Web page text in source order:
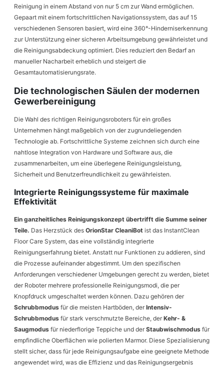
Reinigung in einem Abstand von nur 5 cm zur Wand ermöglichen.
Gepaart mit einem fortschrittlichen Navigationssystem, das auf 15
verschiedenen Sensoren basiert, wird eine 360°-Hinderniserkennung
zur Unterstützung einer sicheren Arbeitsumgebung gewährleistet und
die Reinigungsabdeckung optimiert. Dies reduziert den Bedarf an
manueller Nacharbeit erheblich und steigert die
Gesamtautomatisierungsrate.
Die technologischen Säulen der modernen
Gewerbereinigung
Die Wahl des richtigen Reinigungsroboters für ein großes
Unternehmen hängt maßgeblich von der zugrundeliegenden
Technologie ab. Fortschrittliche Systeme zeichnen sich durch eine
nahtlose Integration von Hardware und Software aus, die
zusammenarbeiten, um eine überlegene Reinigungsleistung,
Sicherheit und Benutzerfreundlichkeit zu gewährleisten.
Integrierte Reinigungssysteme für maximale
Effektivität
Ein ganzheitliches Reinigungskonzept übertrifft die Summe seiner
Teile. Das Herzstück desOrionStar CleaniBot ist das InstantClean
Floor Care System, das eine vollständig integrierte
Reinigungserfahrung bietet. Anstatt nur Funktionen zu addieren, sind
die Prozesse aufeinander abgestimmt. Um den spezifischen
Anforderungen verschiedener Umgebungen gerecht zu werden, bietet
der Roboter mehrere professionelle Reinigungsmodi, die per
Knopfdruck umgeschaltet werden können. Dazu gehören der
Schrubbmodus für die meisten Hartböden, derIntensiv-
Schrubbmodus für stark verschmutzte Bereiche, derKehr- &
Saugmodus für niederflorige Teppiche und derStaubwischmodus für
empfindliche Oberflächen wie polierten Marmor. Diese Spezialisierung
stellt sicher, dass für jede Reinigungsaufgabe eine geeignete Methode
angewendet wird, was die Effizienz und das Reinigungsergebnis